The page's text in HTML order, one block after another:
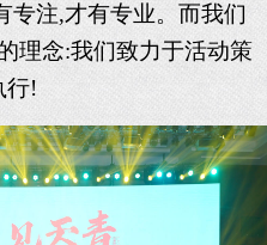
专注,才有专业。而我们
理念:我们致力于活动策
行!